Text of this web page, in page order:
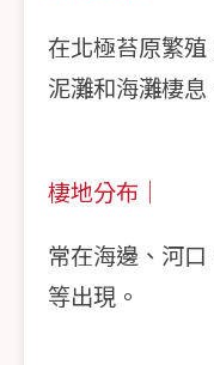
在北極苔原繁
泥灘和海灘棲息
棲地分布｜
常在海邊、河
等出現。